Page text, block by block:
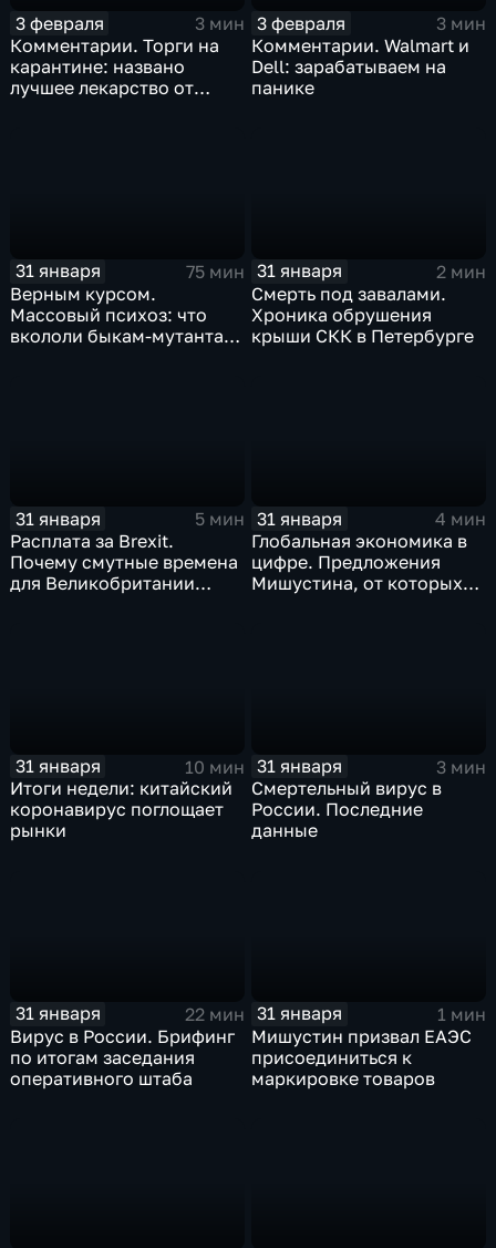
3 февраля
3 мин
Комментарии. Торги на
карантине: названо
лучшее лекарство от
3 февраля
3 мин
Комментарии. Walmart и
Dell: зарабатываем на
панике
31 января
75 мин
Верным курсом.
Массовый психоз: что
вкололи быкам-мутантам,
31 января
2 мин
Смерть под завалами.
Хроника обрушения
крыши СКК в Петербурге
31 января
5 мин
Расплата за Brexit.
Почему смутные времена
для Великобритании
31 января
4 мин
Глобальная экономика в
цифре. Предложения
Мишустина, от которых
31 января
10 мин
Итоги недели: китайский
коронавирус поглощает
рынки
31 января
3 мин
Смертельный вирус в
России. Последние
данные
31 января
22 мин
Вирус в России. Брифинг
по итогам заседания
оперативного штаба
31 января
1 мин
Мишустин призвал ЕАЭС
присоединиться к
маркировке товаров